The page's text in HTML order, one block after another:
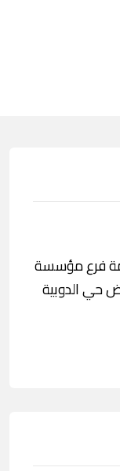
1 وصف الخدمة فرع مؤسسة
حي الدوبية